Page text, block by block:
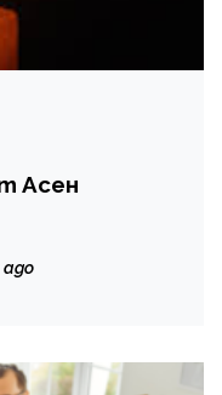
Асен
ago